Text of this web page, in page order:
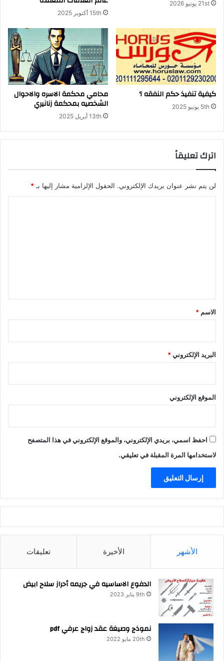
21st يونيو 2026
15th أكتوبر 2025
كيفية تنفيذ حكم النفقه ؟
5th يونيو 2025
محامي محكمة الاسره والاحوال
الشخصيه بمحكمة زنانيري
13th أبريل 2025
اترك تعليقاً
لن يتم نشر عنوان بريدك الإلكتروني. الحقول الإلزامية مشار إليها بـ*
*
الاسم *
البريد الإلكتروني*
الموقع الإلكتروني
احفظ اسمي، بريدي الإلكتروني، والموقع الإلكتروني في هذا المتصفح
لاستخدامها المرة المقبلة في تعليقي.
الأشهر الأخيرة تعليقات
الدفوع الاساسيه في جريمه أحراز سلاح ابيض
9th يناير 2023
نموذج وصيغة عقد زواج عرفي pdf
20th مايو 2022